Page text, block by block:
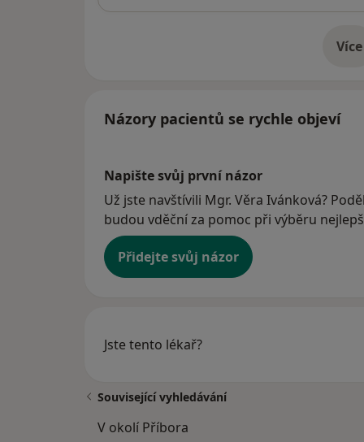
Více
o
Názory pacientů se rychle objeví
Napište svůj první názor
Už jste navštívili Mgr. Věra Ivánková?
budou vděční za pomoc při výběru
Přidejte svůj názor
Jste tento lékař?
Související vyhledávání
V okolí Příbora